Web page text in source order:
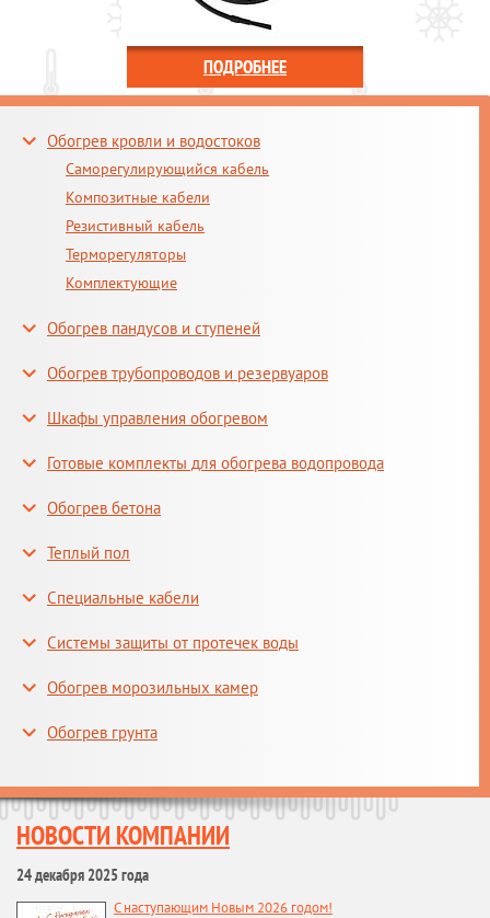
ПОДРОБНЕЕ
Обогрев кровли и водостоков
Саморегулирующийся кабель
Композитные кабели
Резистивный кабель
Терморегуляторы
Комплектующие
Обогрев пандусов и ступеней
Обогрев трубопроводов и резервуаров
Шкафы управления обогревом
Готовые комплекты для обогрева водопровода
Обогрев бетона
Теплый пол
Специальные кабели
Системы защиты от протечек воды
Обогрев морозильных камер
Обогрев грунта
НОВОСТИ КОМПАНИИ
24 декабря 2025 года
С наступающим Новым 2026 годом!